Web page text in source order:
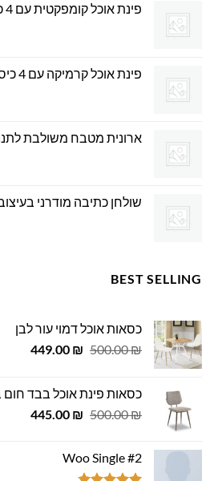
פינת אוכל קומפקטית עם 4 כיסאות מרופדים
פינת אוכל קרמיקה עם 4 כיסאות
ארונית מטבח משולבת
שולחן כתיבה מודרני
BEST SELLING
כסאות אוכל דמוי עור לבן
500.00₪
המחיר
500.00 ₪.
449.00 ₪
המחיר
₪.
כסאות פינת אוכל בבד חום
500.00₪
המחיר
500.00 ₪.
445.00 ₪
המחיר
Woo Single #2